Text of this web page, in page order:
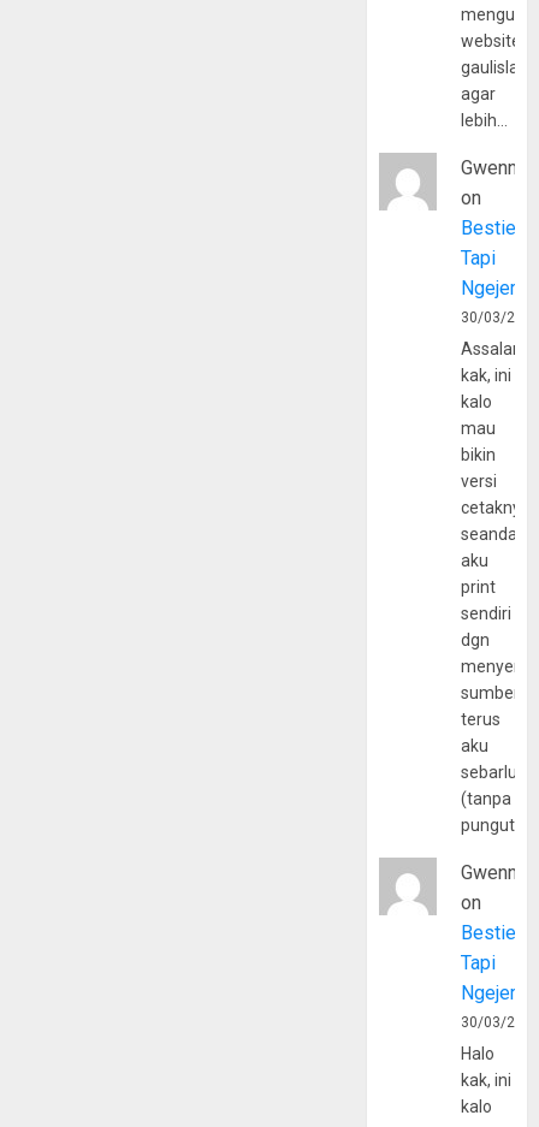
website
agar
lebih…
Gwenny
on
Bestie
Tapi
30/03/
kak, ini
kalo
mau
bikin
versi
cetaknya
aku
print
sendiri
dgn
sumber
terus
aku
(tanpa
Gwenny
on
Bestie
Tapi
30/03/
Halo
kak, ini
kalo